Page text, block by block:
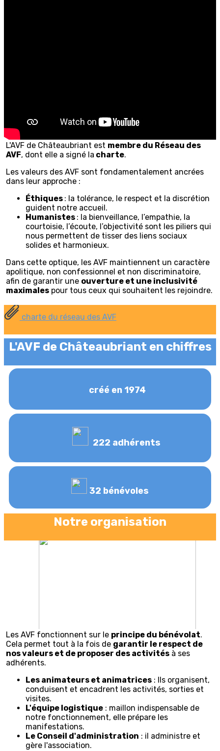
L'AVF de Châteaubriant est membre du Réseau des
AVF, dont elle a signé la charte.
Les valeurs des AVF sont fondamentalement ancrées
dans leur approche :
Éthiques : la tolérance, le respect et la discrétion
guident notre accueil.
Humanistes : la bienveillance, l’empathie, la
courtoisie, l’écoute, l’objectivité sont les piliers qui
nous permettent de tisser des liens sociaux
solides et harmonieux.
Dans cette optique, les AVF maintiennent un caractère
apolitique, non confessionnel et non discriminatoire,
afin de garantir une ouverture et une inclusivité
maximales pour tous ceux qui souhaitent les rejoindre.
charte du réseau des AVF
L'AVF de Châteaubriant en chiffres
créé en 1974
222 adhérents
32 bénévoles
Notre organisation
Les AVF fonctionnent sur le principe du bénévolat.
Cela permet tout à la fois de garantir le respect de
nos valeurs et de proposer des activités à ses
adhérents.
Les animateurs et animatrices : Ils organisent,
conduisent et encadrent les activités, sorties et
visites.
L'équipe logistique : maillon indispensable de
notre fonctionnement, elle prépare les
manifestations.
Le Conseil d'administration : il administre et
gère l'association.